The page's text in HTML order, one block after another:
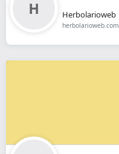
Herbolarioweb
herbolarioweb.com